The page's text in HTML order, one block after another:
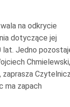
na odkrycie
dotyczące jej
lat. Jedno
Chmielewski,
ma zapach